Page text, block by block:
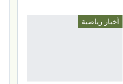
أخبار رياضية